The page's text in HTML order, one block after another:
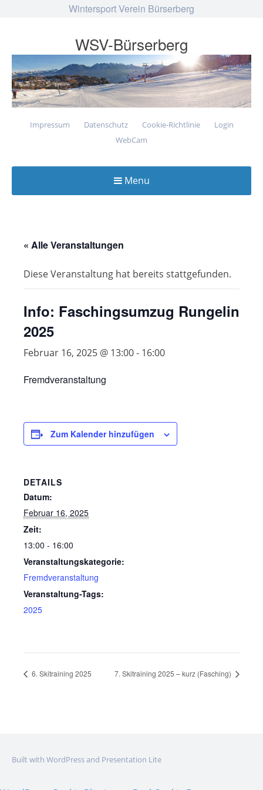
Wintersport Verein Bürserberg
WSV-Bürserberg
Impressum Datenschutz Cookie-Richtlinie
Login
WebCam
Menu
« Alle Veranstaltungen
Diese Veranstaltung hat bereits stattgefunden.
Info: Faschingsumzug Rungelin
2025
Februar 16, 2025 @ 13:00- 16:00
Fremdveranstaltung
Zum Kalender hinzufügen
DETAILS
Datum:
Februar 16, 2025
Zeit:
13:00 - 16:00
Veranstaltungskategorie:
Fremdveranstaltung
Veranstaltung-Tags:
2025
6. Skitraining 2025 7. Skitraining 2025 – kurz (Fasching)
Built with WordPress and Presentation Lite